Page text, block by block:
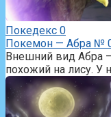
Покедекс 0
Покемон — Абра №
Внешний вид Абра
похожий на лису. У